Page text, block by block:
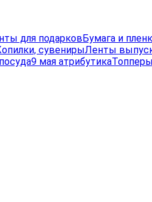
для подарковБумага и
сувенирыЛенты
9 мая атрибутика